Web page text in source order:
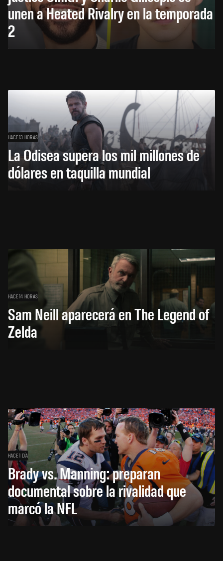
unen a Heated Rivalry en la temporada
2
HACE 13 HORAS
La Odisea supera los mil millones de
dólares en taquilla mundial
HACE 14 HORAS
Sam Neill aparecerá en The Legend of
Zelda
HACE 1 DÍA
Brady vs. Manning: preparan
documental sobre la rivalidad que
marcó la NFL